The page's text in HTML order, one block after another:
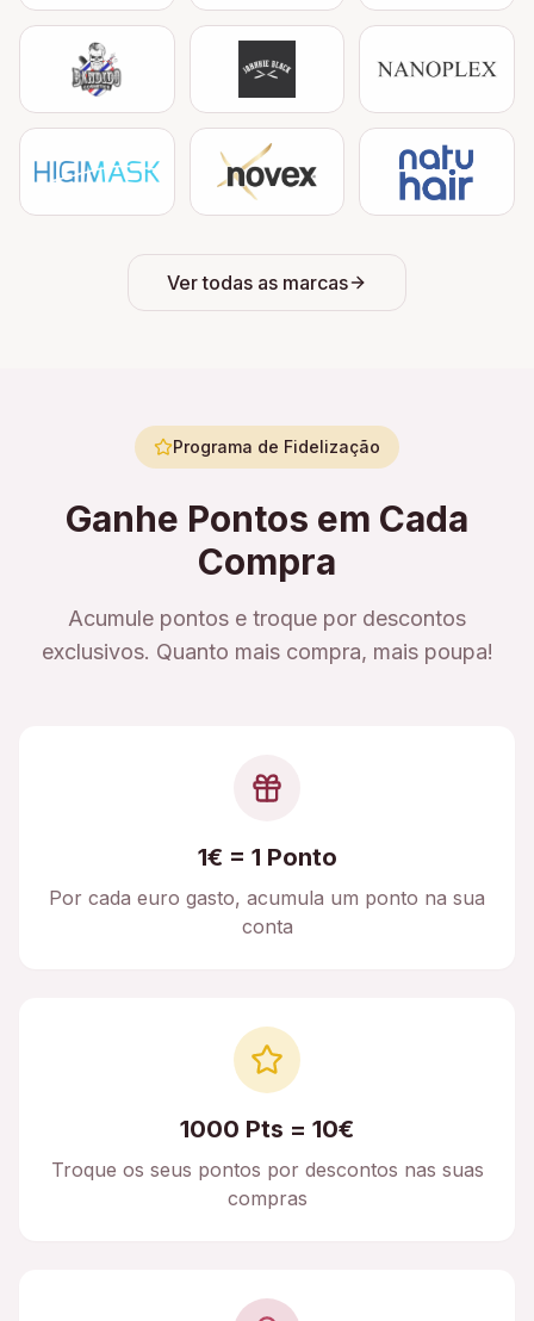
Ver todas as marcas
Programa de Fidelização
Ganhe Pontos em Cada
Compra
Acumule pontos e troque por descontos
exclusivos. Quanto mais compra, mais poupa!
1€ = 1 Ponto
Por cada euro gasto, acumula um ponto na sua
conta
1000 Pts = 10€
Troque os seus pontos por descontos nas suas
compras